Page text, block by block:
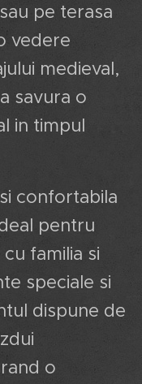
pe terasa
vedere
medieval,
savura o
in timpul
confortabila
pentru
familia si
speciale si
dispune de
o